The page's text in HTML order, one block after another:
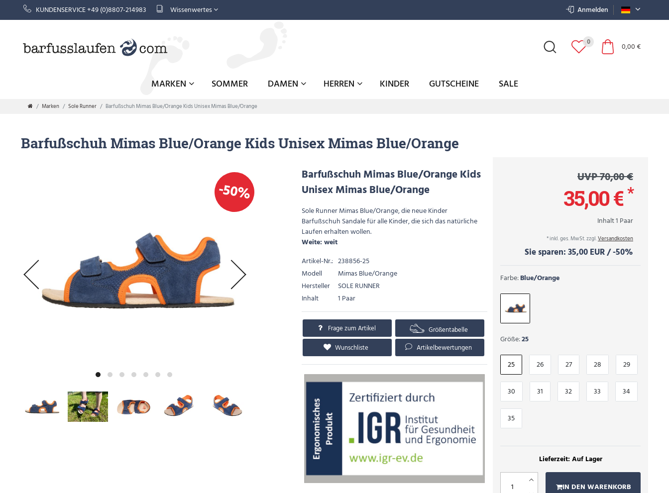
KUNDENSERVICE +49 (0)8807-214983 Wissenwertes Anmelden
0 0,00 €
MARKEN SOMMER DAMEN HERREN KINDER GUTSCHEINE SALE
Marken Sole Runner Barfußschuh Mimas Blue/Orange Kids Unisex Mimas Blue/Orange
Barfußschuh Mimas Blue/Orange Kids Unisex Mimas Blue/Orange
-50%
UVP 70,00 €
35,00 €*
Inhalt1 Paar
* inkl. ges. MwSt. zzgl.Versandkosten
Sie sparen:35,00 EUR/-50%
Farbe:Blue/Orange
Größe:25
25 26 27 28 29
30 31 32 33 34
35
Auf Lager
IN DEN WARENKORB
Barfußschuh Mimas Blue/Orange Kids
Unisex Mimas Blue/Orange
Sole Runner Mimas Blue/Orange, die neue Kinder
Barfußschuh Sandale für alle Kinder, die sich das natürliche
Laufen erhalten wollen.
Weite: weit
Artikel-Nr.: 238856-25
Modell
Mimas Blue/Orange
Hersteller
SOLE RUNNER
Inhalt
1 Paar
Frage zum Artikel
Größentabelle
Wunschliste
Artikelbewertungen